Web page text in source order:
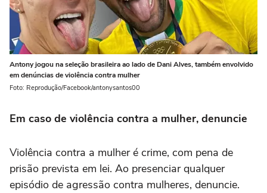
Antony jogou na seleção brasileira ao lado de Dani Alves, também envolvido
em denúncias de violência contra mulher
Foto: Reprodução/Facebook/antonysantos00
Em caso de violência contra a mulher, denuncie
Violência contra a mulher é crime, com pena de
prisão prevista em lei. Ao presenciar qualquer
episódio de agressão contra mulheres, denuncie.